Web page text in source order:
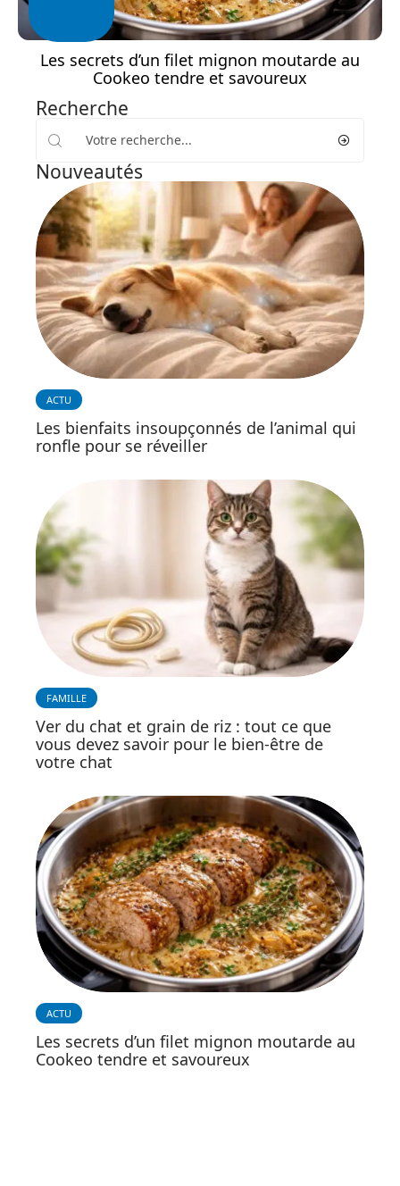
Les secrets d’un filet mignon moutarde au
Cookeo tendre et savoureux
Recherche
Nouveautés
ACTU
Les bienfaits insoupçonnés de l’animal qui
ronfle pour se réveiller
FAMILLE
Ver du chat et grain de riz : tout ce que
vous devez savoir pour le bien-être de
votre chat
ACTU
Les secrets d’un filet mignon moutarde au
Cookeo tendre et savoureux